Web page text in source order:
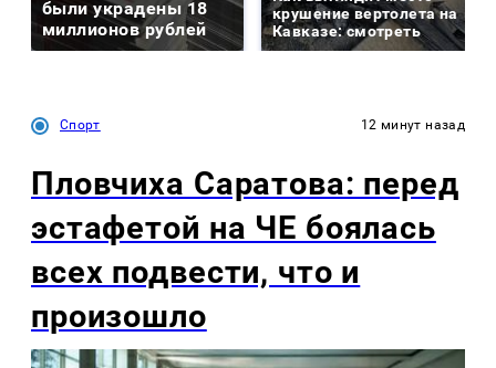
были украдены 18
миллионов рублей
крушение вертолета на
Кавказе: смотреть
Спорт 12 минут назад
Пловчиха Саратова: перед
эстафетой на ЧЕ боялась
всех подвести, что и
произошло